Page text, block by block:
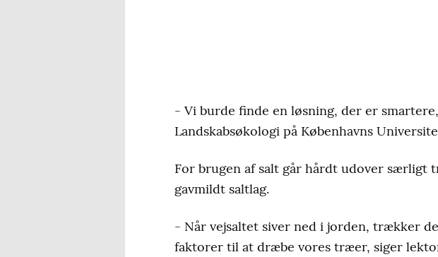
- Vi burde finde en løsning, der er
Landskabsøkologi på Københavns
For brugen af salt går hårdt udover særligt
gavmildt saltlag.
- Når vejsaltet siver ned i jorden, trækker
faktorer til at dræbe vores træer, siger